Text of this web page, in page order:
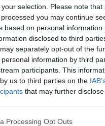
selection. Please note that
you may continue
based on personal information
disclosed to third
separately opt-out of the
information by third
participants. This
us to third parties on the
that may further
website/app uses one or
Processing Opt Outs
στο Καρναβαλικό
Ροιτίκων ΦΩΤΟ